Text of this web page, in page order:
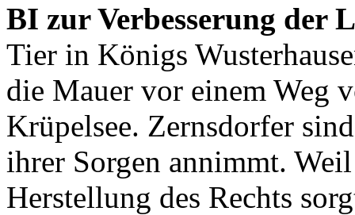
BI zur Verbesserung der
Tier in Königs
die Mauer vor einem Weg
Krüpelsee. Zernsdorfer
ihrer Sorgen annimmt.
Herstellung des Rechts